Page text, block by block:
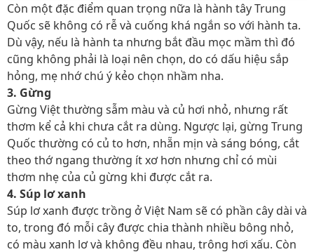
Còn một đặc điểm quan trọng nữa là hành tây Trung
Quốc sẽ không có rễ và cuống khá ngắn so với hành ta.
Dù vậy, nếu là hành ta nhưng bắt đầu mọc mầm thì đó
cũng không phải là loại nên chọn, do có dấu hiệu sắp
hỏng, mẹ nhớ chú ý kẻo chọn nhầm nha.
3. Gừng
Gừng Việt thường sẫm màu và củ hơi nhỏ, nhưng rất
thơm kể cả khi chưa cắt ra dùng. Ngược lại, gừng Trung
Quốc thường có củ to hơn, nhẵn mịn và sáng bóng, cắt
theo thớ ngang thường ít xơ hơn nhưng chỉ có mùi
thơm nhẹ của củ gừng khi được cắt ra.
4. Súp lơ xanh
Súp lơ xanh được trồng ở Việt Nam sẽ có phần cây dài và
to, trong đó mỗi cây được chia thành nhiều bông nhỏ,
có màu xanh lơ và không đều nhau, trông hơi xấu. Còn